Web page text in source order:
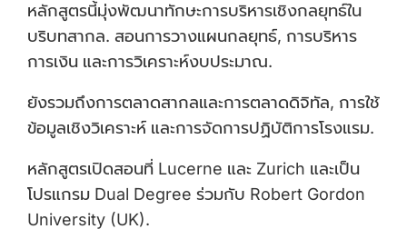
หลักสูตรนี้มุ่งพัฒนาทักษะการบริหารเชิงกลยุทธ์ใน
บริบทสากล. สอนการวางแผนกลยุทธ์, การบริหาร
การเงิน และการวิเคราะห์งบประมาณ.
ยังรวมถึงการตลาดสากลและการตลาดดิจิทัล, การใช้
ข้อมูลเชิงวิเคราะห์ และการจัดการปฏิบัติการโรงแรม.
หลักสูตรเปิดสอนที่ Lucerne และ Zurich และเป็น
โปรแกรม Dual Degree ร่วมกับ Robert Gordon
University (UK).